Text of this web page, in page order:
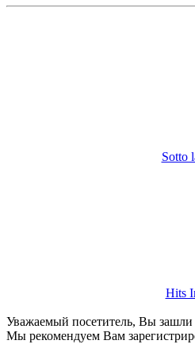
Sotto
Hits
Уважаемый посетитель, Вы зашли
Мы рекомендуем Вам